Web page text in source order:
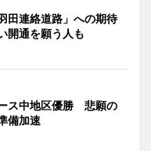
田連絡道路」への期待
開通を願う人も
ス中地区優勝 悲願の
備加速